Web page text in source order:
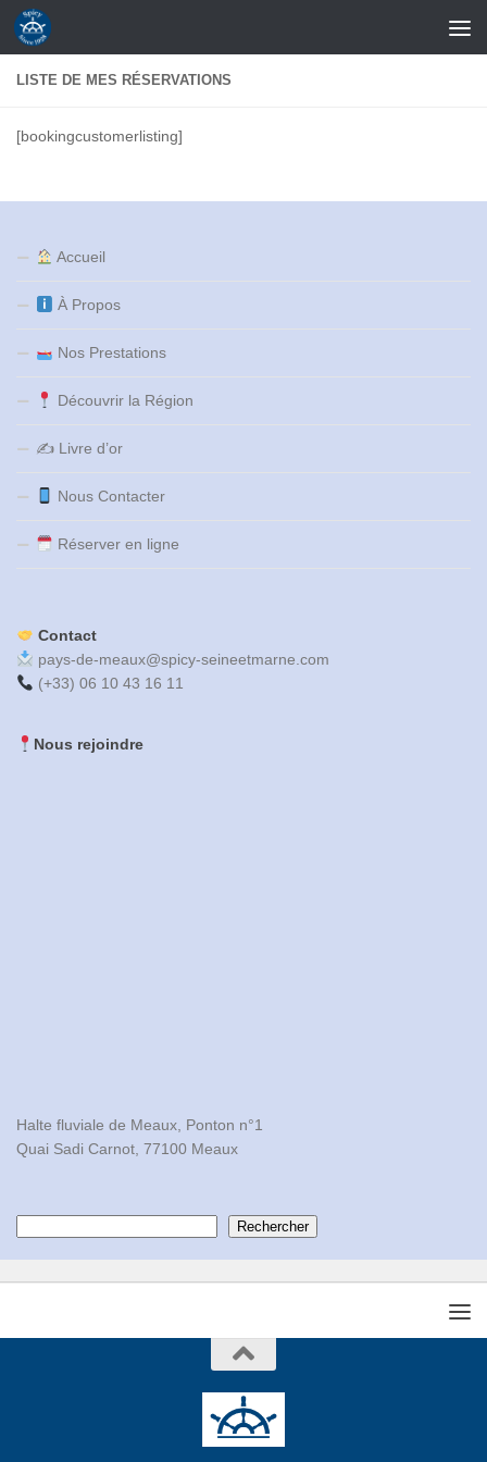
Skip to content
LISTE DE MES RÉSERVATIONS
[bookingcustomerlisting]
Accueil
À Propos
Nos Prestations
Découvrir la Région
✍️ Livre d’or
Nous Contacter
Réserver en ligne
Contact
pays-de-meaux@spicy-seineetmarne.com
(+33) 06 10 43 16 11
Nous rejoindre
Halte fluviale de Meaux, Ponton n°1
Quai Sadi Carnot, 77100 Meaux
Rechercher